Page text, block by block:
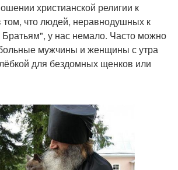
христианской религии к
что людей, неравнодушных к
у нас немало. Часто можно
мужчины и женщины с утра
для бездомных щенков или